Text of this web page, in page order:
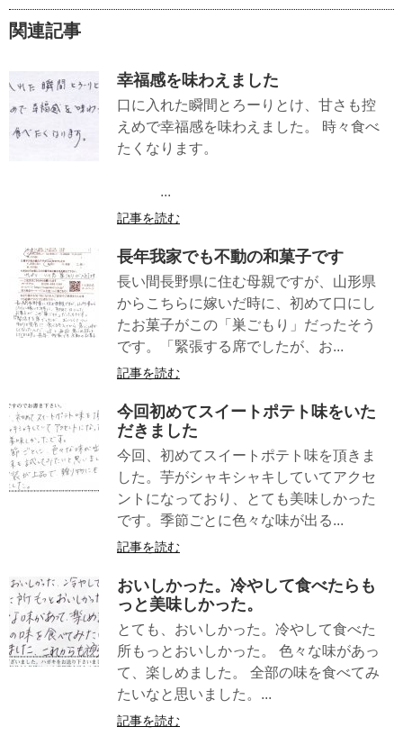
関連記事
幸福感を味わえました
口に入れた瞬間とろーりとけ、甘さも控
えめで幸福感を味わえました。 時々食べ
たくなります。
...
記事を読む
長年我家でも不動の和菓子です
長い間長野県に住む母親ですが、山形県
からこちらに嫁いだ時に、初めて口にし
たお菓子がこの「巣ごもり」だったそう
です。「緊張する席でしたが、お...
記事を読む
今回初めてスイートポテト味をいた
だきました
今回、初めてスイートポテト味を頂きま
した。芋がシャキシャキしていてアクセ
ントになっており、とても美味しかった
です。季節ごとに色々な味が出る...
記事を読む
おいしかった。冷やして食べたらも
っと美味しかった。
とても、おいしかった。冷やして食べた
所もっとおいしかった。 色々な味があっ
て、楽しめました。 全部の味を食べてみ
たいなと思いました。...
記事を読む